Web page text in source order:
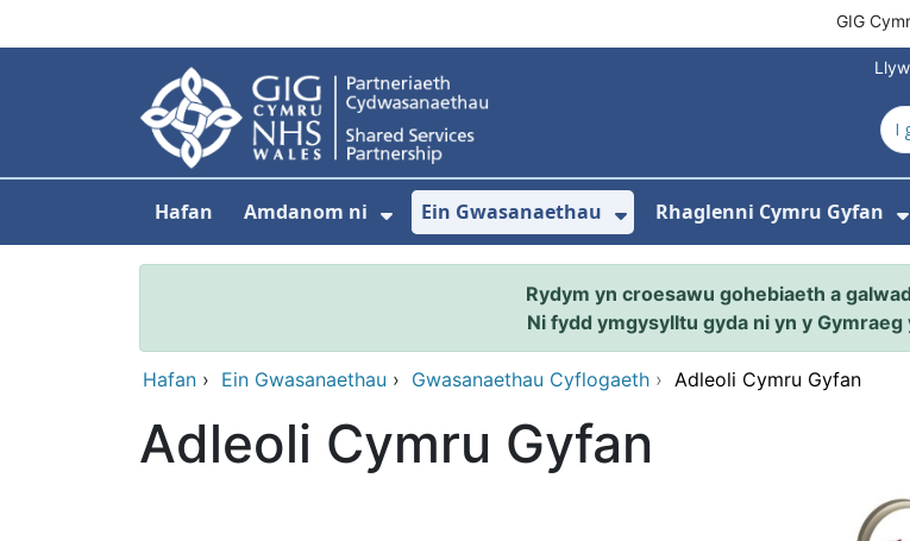
GIG
Hafan Amdanom ni
Dangos isddewislen ar gyfer Amdanom ni
Ein Gwasanaethau
Dangos isddewislen ar
Rhaglenni Cymru Gyfan
Rydym yn croesawu gohebiaeth a
Ni fydd ymgysylltu gyda ni yn y
Hafan › Ein Gwasanaethau › Gwasanaethau Cyflogaeth › Adleoli Cymru Gyfan
Adleoli Cymru Gyfan